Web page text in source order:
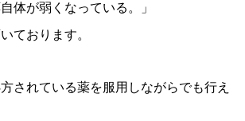
体が弱くなっている。」
ております。
されている薬を服用しながらでも行え